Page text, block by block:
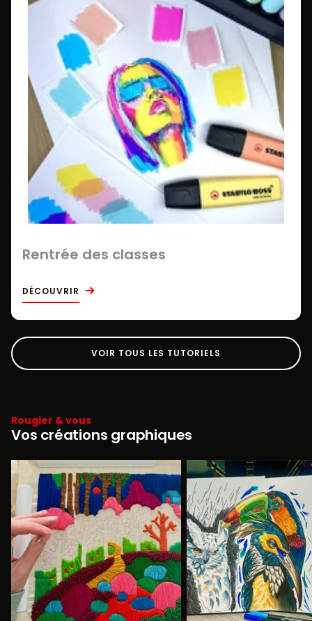
Rentrée des classes
DÉCOUVRIR
VOIR TOUS LES TUTORIELS
Rougier & vous
Vos créations graphiques